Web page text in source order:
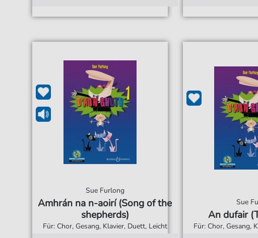
Sue Furlong
Amhrán na n-aoirí (Song of the
shepherds)
Für: Chor, Gesang, Klavier, Duett, Leicht
Sue
An dufair
Für: Chor, Gesang,